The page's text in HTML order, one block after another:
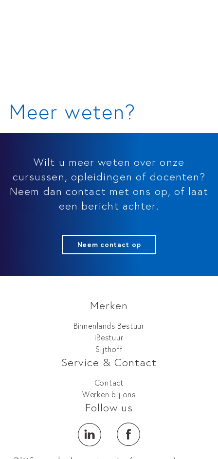
Meer weten?
Wilt u meer weten over onze
cursussen, opleidingen of docenten?
Neem dan contact met ons op, of laat
een bericht achter.
Neem contact op
Merken
Binnenlands Bestuur
iBestuur
Sijthoff
Service & Contact
Contact
Werken bij ons
Follow us